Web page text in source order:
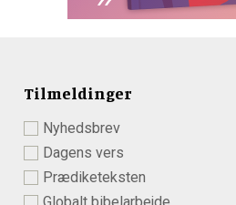
Tilmeldinger
Nyhedsbrev
Dagens vers
Prædiketeksten
Globalt bibelarbejde